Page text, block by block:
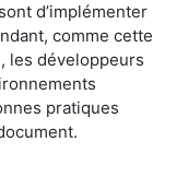
d’implémenter
comme cette
les développeurs
pratiques